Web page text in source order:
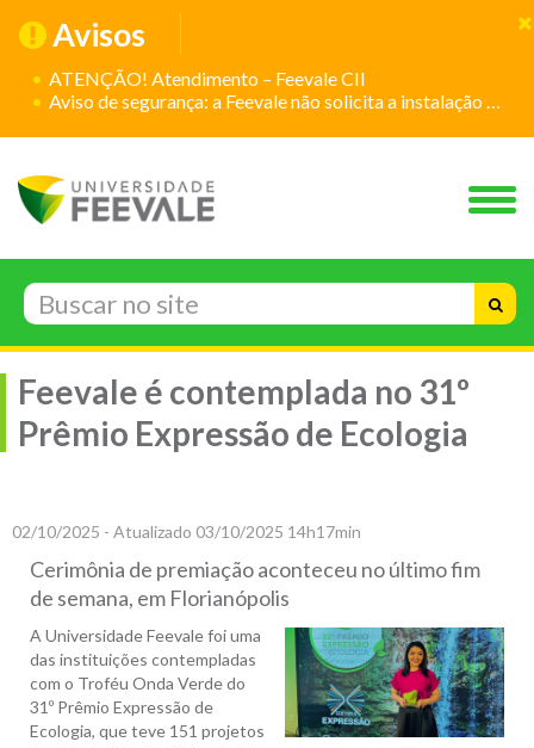
Avisos
ATENÇÃO! Atendimento – Feevale CII
Aviso de segurança: a Feevale não solicita a instalação de aplicativos
Feevale é contemplada no 31º
Prêmio Expressão de Ecologia
02/10/2025 - Atualizado 03/10/2025 14h17min
Cerimônia de premiação aconteceu no último fim
de semana, em Florianópolis
A Universidade Feevale foi uma
das instituições contempladas
com o Troféu Onda Verde do
31º Prêmio Expressão de
Ecologia, que teve 151 projetos